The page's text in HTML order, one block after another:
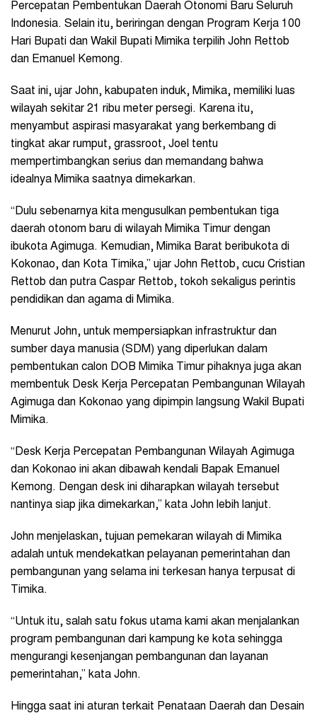
Percepatan Pembentukan Daerah Otonomi Baru Seluruh
Indonesia. Selain itu, beriringan dengan Program Kerja 100
Hari Bupati dan Wakil Bupati Mimika terpilih John Rettob
dan Emanuel Kemong.
Saat ini, ujar John, kabupaten induk, Mimika, memiliki luas
wilayah sekitar 21 ribu meter persegi. Karena itu,
menyambut aspirasi masyarakat yang berkembang di
tingkat akar rumput, grassroot, Joel tentu
mempertimbangkan serius dan memandang bahwa
idealnya Mimika saatnya dimekarkan.
“Dulu sebenarnya kita mengusulkan pembentukan tiga
daerah otonom baru di wilayah Mimika Timur dengan
ibukota Agimuga. Kemudian, Mimika Barat beribukota di
Kokonao, dan Kota Timika,” ujar John Rettob, cucu Cristian
Rettob dan putra Caspar Rettob, tokoh sekaligus perintis
pendidikan dan agama di Mimika.
Menurut John, untuk mempersiapkan infrastruktur dan
sumber daya manusia (SDM) yang diperlukan dalam
pembentukan calon DOB Mimika Timur pihaknya juga akan
membentuk Desk Kerja Percepatan Pembangunan Wilayah
Agimuga dan Kokonao yang dipimpin langsung Wakil Bupati
Mimika.
“Desk Kerja Percepatan Pembangunan Wilayah Agimuga
dan Kokonao ini akan dibawah kendali Bapak Emanuel
Kemong. Dengan desk ini diharapkan wilayah tersebut
nantinya siap jika dimekarkan,” kata John lebih lanjut.
John menjelaskan, tujuan pemekaran wilayah di Mimika
adalah untuk mendekatkan pelayanan pemerintahan dan
pembangunan yang selama ini terkesan hanya terpusat di
Timika.
“Untuk itu, salah satu fokus utama kami akan menjalankan
program pembangunan dari kampung ke kota sehingga
mengurangi kesenjangan pembangunan dan layanan
pemerintahan,” kata John.
Hingga saat ini aturan terkait Penataan Daerah dan Desain